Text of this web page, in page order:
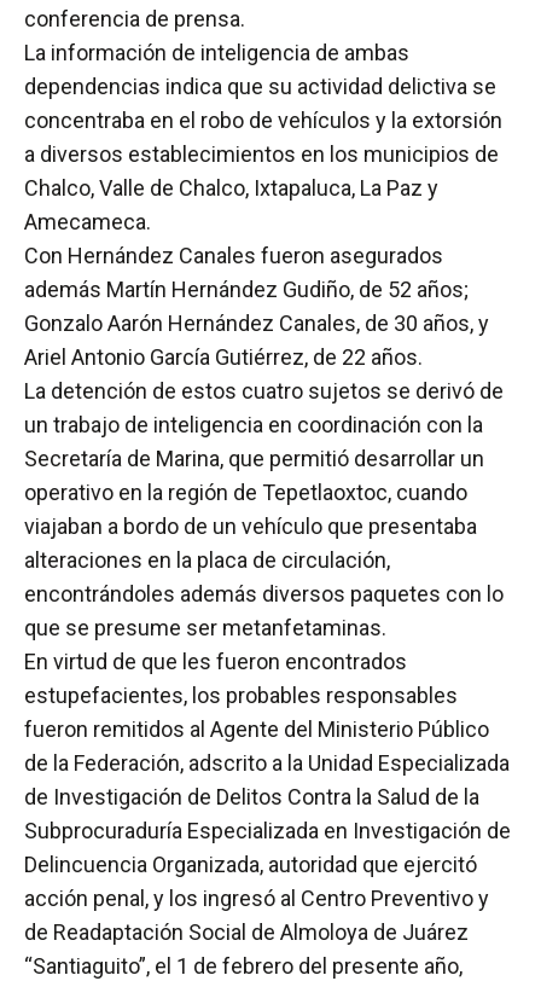
conferencia de prensa.
La información de inteligencia de ambas
dependencias indica que su actividad delictiva se
concentraba en el robo de vehículos y la extorsión
a diversos establecimientos en los municipios de
Chalco, Valle de Chalco, Ixtapaluca, La Paz y
Amecameca.
Con Hernández Canales fueron asegurados
además Martín Hernández Gudiño, de 52 años;
Gonzalo Aarón Hernández Canales, de 30 años, y
Ariel Antonio García Gutiérrez, de 22 años.
La detención de estos cuatro sujetos se derivó de
un trabajo de inteligencia en coordinación con la
Secretaría de Marina, que permitió desarrollar un
operativo en la región de Tepetlaoxtoc, cuando
viajaban a bordo de un vehículo que presentaba
alteraciones en la placa de circulación,
encontrándoles además diversos paquetes con lo
que se presume ser metanfetaminas.
En virtud de que les fueron encontrados
estupefacientes, los probables responsables
fueron remitidos al Agente del Ministerio Público
de la Federación, adscrito a la Unidad Especializada
de Investigación de Delitos Contra la Salud de la
Subprocuraduría Especializada en Investigación de
Delincuencia Organizada, autoridad que ejercitó
acción penal, y los ingresó al Centro Preventivo y
de Readaptación Social de Almoloya de Juárez
“Santiaguito”, el 1 de febrero del presente año,